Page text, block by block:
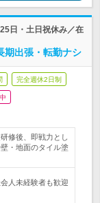
日・土日祝休み／在
期出張・転勤ナシ
完全週休2日制
修後、即戦力とし
・地面のタイル塗
人未経験者も歓迎